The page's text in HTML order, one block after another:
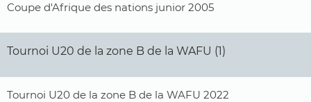
Coupe d'Afrique des nations junior 2005
Tournoi U20 de la zone B de la WAFU (1)
Tournoi U20 de la zone B de la WAFU 2022